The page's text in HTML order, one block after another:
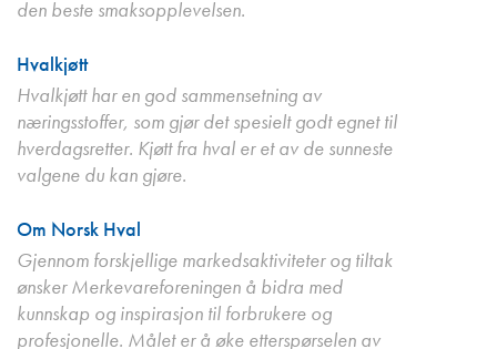
den beste smaksopplevelsen.
Hvalkjøtt
Hvalkjøtt har en god sammensetning av
næringsstoffer, som gjør det spesielt godt egnet til
hverdagsretter. Kjøtt fra hval er et av de sunneste
valgene du kan gjøre.
Om Norsk Hval
Gjennom forskjellige markedsaktiviteter og tiltak
ønsker Merkevareforeningen å bidra med
kunnskap og inspirasjon til forbrukere og
profesjonelle. Målet er å øke etterspørselen av